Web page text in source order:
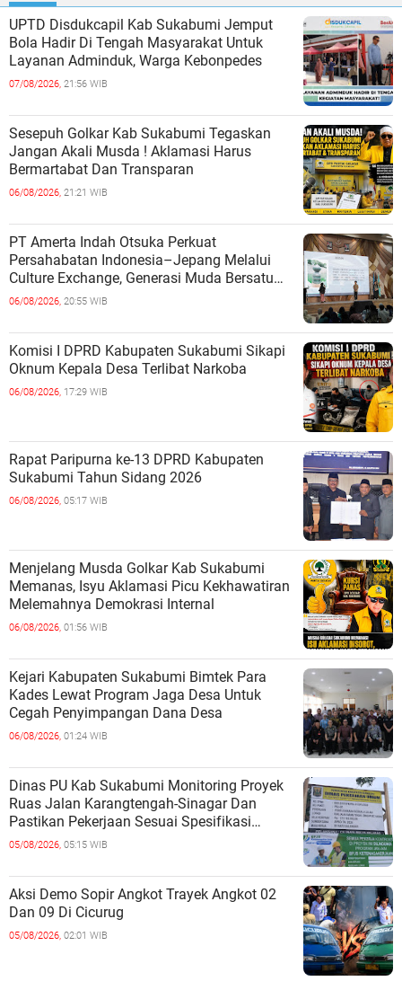
UPTD Disdukcapil Kab Sukabumi Jemput
Bola Hadir Di Tengah Masyarakat Untuk
Layanan Adminduk, Warga Kebonpedes
07/08/2026, 21:56 WIB
Sesepuh Golkar Kab Sukabumi Tegaskan
Jangan Akali Musda ! Aklamasi Harus
Bermartabat Dan Transparan
06/08/2026, 21:21 WIB
PT Amerta Indah Otsuka Perkuat
Persahabatan Indonesia–Jepang Melalui
Culture Exchange, Generasi Muda Bersatu
Wujudkan Masa Depan Berkelanjutan
06/08/2026, 20:55 WIB
Komisi I DPRD Kabupaten Sukabumi Sikapi
Oknum Kepala Desa Terlibat Narkoba
06/08/2026, 17:29 WIB
Rapat Paripurna ke-13 DPRD Kabupaten
Sukabumi Tahun Sidang 2026
06/08/2026, 05:17 WIB
Menjelang Musda Golkar Kab Sukabumi
Memanas, Isyu Aklamasi Picu Kekhawatiran
Melemahnya Demokrasi Internal
06/08/2026, 01:56 WIB
Kejari Kabupaten Sukabumi Bimtek Para
Kades Lewat Program Jaga Desa Untuk
Cegah Penyimpangan Dana Desa
06/08/2026, 01:24 WIB
Dinas PU Kab Sukabumi Monitoring Proyek
Ruas Jalan Karangtengah-Sinagar Dan
Pastikan Pekerjaan Sesuai Spesifikasi
Teknis
05/08/2026, 05:15 WIB
Aksi Demo Sopir Angkot Trayek Angkot 02
Dan 09 Di Cicurug
05/08/2026, 02:01 WIB